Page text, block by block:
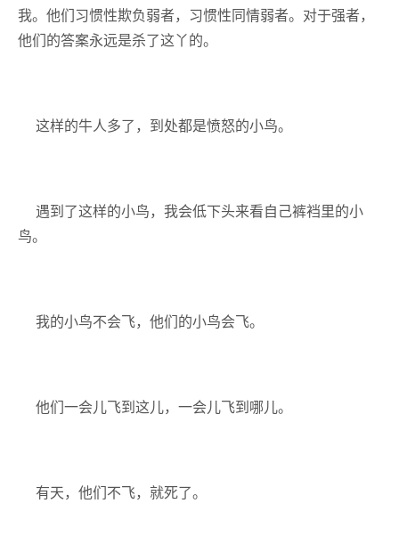
我。他们习惯性欺负弱者，习惯性同情弱者。对于强者，
他们的答案永远是杀了这丫的。
这样的牛人多了，到处都是愤怒的小鸟。
遇到了这样的小鸟，我会低下头来看自己裤裆里的小
鸟。
我的小鸟不会飞，他们的小鸟会飞。
他们一会儿飞到这儿，一会儿飞到哪儿。
有天，他们不飞，就死了。